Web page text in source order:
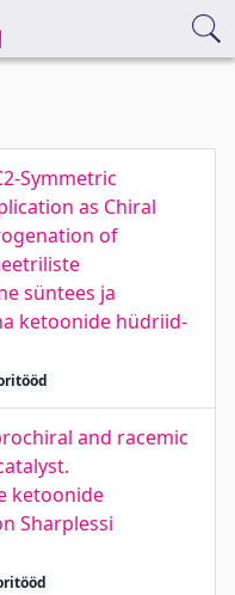
Symmetric
as Chiral
of
süntees ja
ketoonide hüdriid-
and racemic
ketoonide
Sharplessi